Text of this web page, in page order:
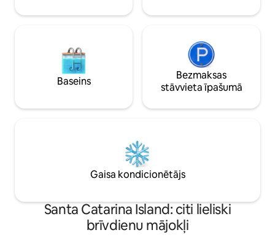
Baseins
Bezmaksas
stāvvieta īpašumā
Gaisa kondicionētājs
Santa Catarina Island: citi lieliski
brīvdienu mājokļi